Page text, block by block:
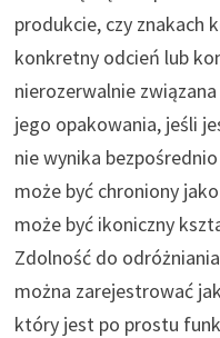
produkcie, czy znakach
konkretny odcień lub
nierozerwalnie
jego opakowania, jeśli
nie wynika
może być chroniony
może być ikoniczny
Zdolność do
można zarejestrować
który jest po prostu